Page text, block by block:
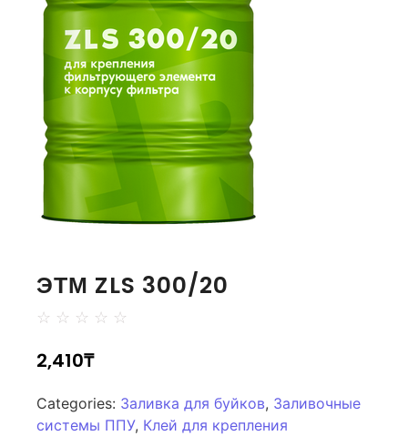
ЭТМ ZLS 300/20
☆ ☆ ☆ ☆ ☆
2,410₸
Categories: Заливка для буйков, Заливочные
системы ППУ, Клей для крепления